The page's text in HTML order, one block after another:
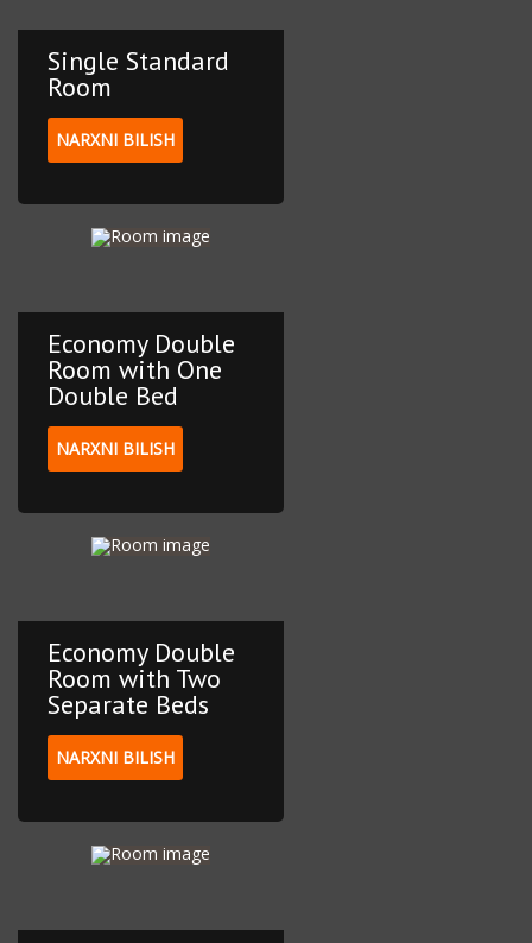
Single Standard
Room
NARXNI BILISH
Economy Double
Room with One
Double Bed
NARXNI BILISH
Economy Double
Room with Two
Separate Beds
NARXNI BILISH